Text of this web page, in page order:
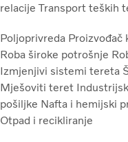
relacije Transport teških
Poljoprivreda Proizvođač
Roba široke potrošnje
Izmjenjivi sistemi tereta
Mješoviti teret
pošiljke Nafta i hemijski
Otpad i recikliranje